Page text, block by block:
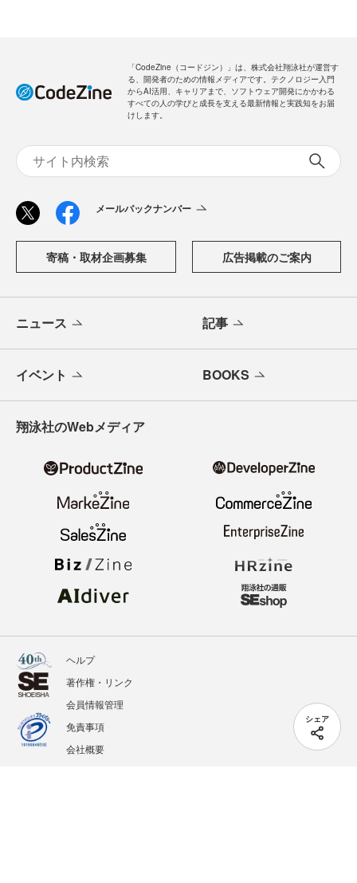
シェア
「CodeZine（コードジン）」は、株式会社翔泳社が運営す
る、開発者のための情報メディアです。テクノロジー入門
からAI活用、キャリアまで、ソフトウェア開発にかかわる
すべての人の学びと成長を支える最新情報と実践知をお届
けします。
メールバックナンバー
寄稿・取材企画募集 広告掲載のご案内
ニュース 記事
イベント BOOKS
翔泳社のWebメディア
ヘルプ
著作権・リンク
会員情報管理
免責事項
会社概要